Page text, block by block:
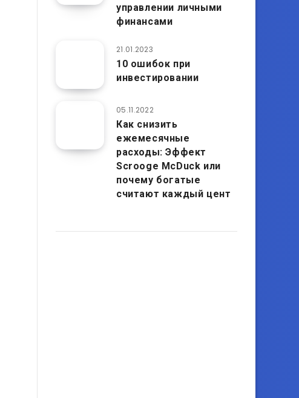
управлении личными
финансами
21.01.2023
10 ошибок при
инвестировании
05.11.2022
Как снизить
ежемесячные
расходы: Эффект
Scrooge McDuck или
почему богатые
считают каждый цент